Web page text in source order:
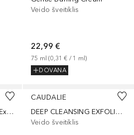
Veido šveitiklis
22,99 €
75 ml (0,31 € / 1 ml)
DOVANA
Glow Dust - Brightening Exfoliating Powder
CAUDALIE
DEEP CLEANSING EXFOLIATOR
Veido šveitiklis